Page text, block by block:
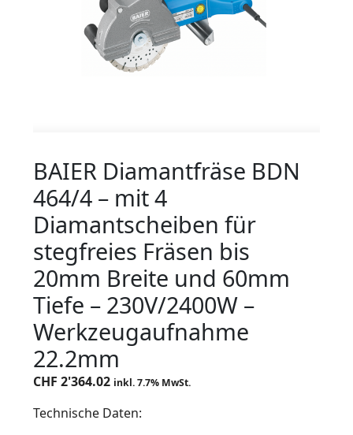
BAIER Diamantfräse BDN
464/4 – mit 4
Diamantscheiben für
stegfreies Fräsen bis
20mm Breite und 60mm
Tiefe – 230V/2400W –
Werkzeugaufnahme
22.2mm
CHF 2'364.02 inkl. 7.7% MwSt.
Technische Daten: